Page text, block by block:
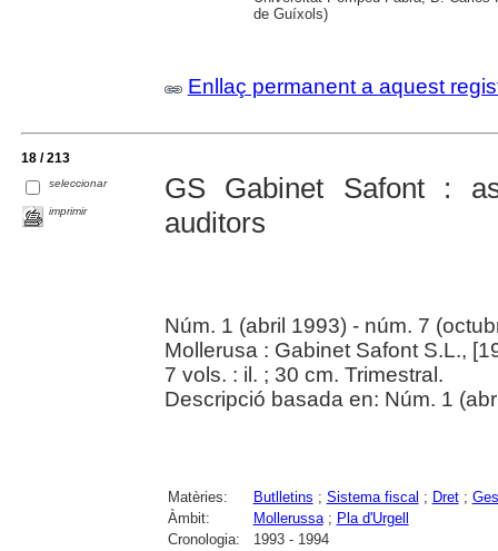
de Guíxols)
Enllaç permanent a aquest
18 / 213
seleccionar
imprimir
GS Gabinet Safont :
auditors
Núm. 1 (abril 1993) - núm. 7
Mollerusa : Gabinet Safont S.L.,
7 vols. : il. ; 30 cm. Trimestral.
Descripció basada en: Núm. 1
Matèries: Butlletins ; Sistema fiscal ; Dret;
Àmbit:
Mollerussa; Pla d'Urgell
Cronologia:
1993 - 1994